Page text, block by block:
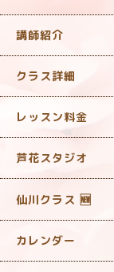
講師紹介
クラス詳細
レッスン料金
芦花スタジオ
仙川クラス 🆕
カレンダー